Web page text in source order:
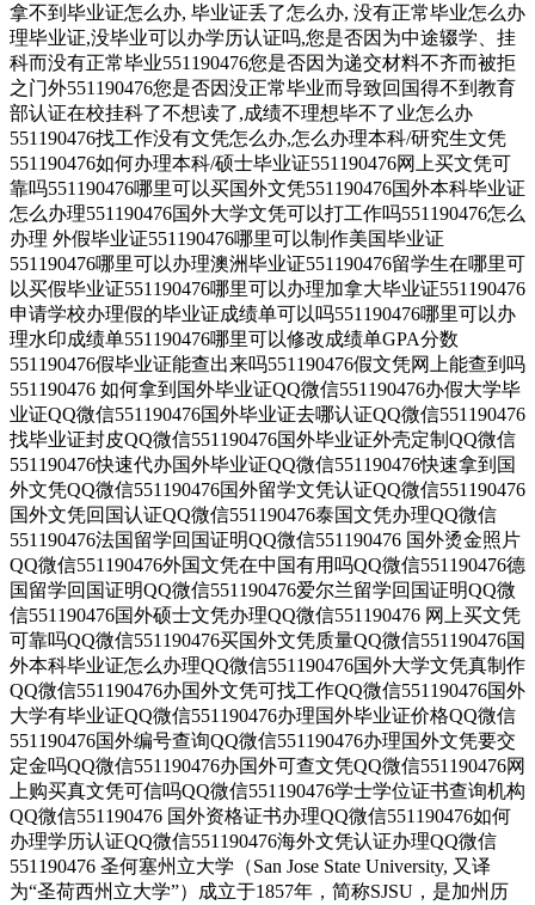
拿不到毕业证怎么办, 毕业证丢了怎么办, 没有正常毕业怎么办
理毕业证,没毕业可以办学历认证吗,您是否因为中途辍学、挂
科而没有正常毕业551190476您是否因为递交材料不齐而被拒
之门外551190476您是否因没正常毕业而导致回国得不到教育
部认证在校挂科了不想读了,成绩不理想毕不了业怎么办
551190476找工作没有文凭怎么办,怎么办理本科/研究生文凭
551190476如何办理本科/硕士毕业证551190476网上买文凭可
靠吗551190476哪里可以买国外文凭551190476国外本科毕业证
怎么办理551190476国外大学文凭可以打工作吗551190476怎么
办理 外假毕业证551190476哪里可以制作美国毕业证
551190476哪里可以办理澳洲毕业证551190476留学生在哪里可
以买假毕业证551190476哪里可以办理加拿大毕业证551190476
申请学校办理假的毕业证成绩单可以吗551190476哪里可以办
理水印成绩单551190476哪里可以修改成绩单GPA分数
551190476假毕业证能查出来吗551190476假文凭网上能查到吗
551190476 如何拿到国外毕业证QQ微信551190476办假大学毕
业证QQ微信551190476国外毕业证去哪认证QQ微信551190476
找毕业证封皮QQ微信551190476国外毕业证外壳定制QQ微信
551190476快速代办国外毕业证QQ微信551190476快速拿到国
外文凭QQ微信551190476国外留学文凭认证QQ微信551190476
国外文凭回国认证QQ微信551190476泰国文凭办理QQ微信
551190476法国留学回国证明QQ微信551190476 国外烫金照片
QQ微信551190476外国文凭在中国有用吗QQ微信551190476德
国留学回国证明QQ微信551190476爱尔兰留学回国证明QQ微
信551190476国外硕士文凭办理QQ微信551190476 网上买文凭
可靠吗QQ微信551190476买国外文凭质量QQ微信551190476国
外本科毕业证怎么办理QQ微信551190476国外大学文凭真制作
QQ微信551190476办国外文凭可找工作QQ微信551190476国外
大学有毕业证QQ微信551190476办理国外毕业证价格QQ微信
551190476国外编号查询QQ微信551190476办理国外文凭要交
定金吗QQ微信551190476办国外可查文凭QQ微信551190476网
上购买真文凭可信吗QQ微信551190476学士学位证书查询机构
QQ微信551190476 国外资格证书办理QQ微信551190476如何
办理学历认证QQ微信551190476海外文凭认证办理QQ微信
551190476 圣何塞州立大学（San Jose State University, 又译
为“圣荷西州立大学”）成立于1857年，简称SJSU，是加州历